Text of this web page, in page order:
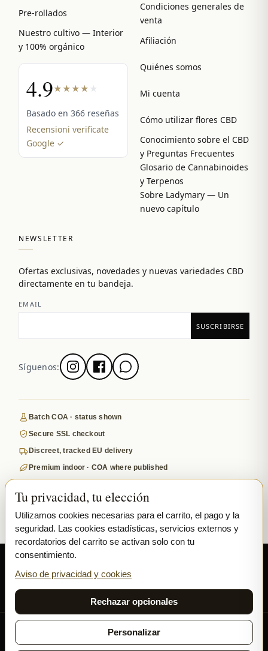
Pre-rollados
Nuestro cultivo — Interior
y 100% orgánico
4.9★★★★ ★
Basado en 366 reseñas
Recensioni verificate
Google ✓
Condiciones generales de
venta
Afiliación
Quiénes somos
Mi cuenta
Cómo utilizar flores CBD
Conocimiento sobre el CBD
y Preguntas Frecuentes
Glosario de Cannabinoides
y Terpenos
Sobre Ladymary — Un
nuevo capítulo
NEWSLETTER
Ofertas exclusivas, novedades y nuevas variedades CBD
directamente en tu bandeja.
EMAIL
Síguenos:
Batch COA · status shown
Secure SSL checkout
Discreet, tracked EU delivery
Premium indoor · COA where published
SECURE PAYMENTS MASTERCARD
₿ BITCOIN SEPA PPL
© 2026 Ladymary ·
Czech Republic · IČO 04375092 · DIČ CZ04375092
PrivacidadTérminos y CondicionesCookies
Todas nuestras flores y hachís se cultivan exclusivamente
Tu privacidad, tu elección
Utilizamos cookies necesarias para el carrito, el pago y la
seguridad. Las cookies estadísticas, servicios externos y
recordatorios del carrito se activan solo con tu
consentimiento.
Aviso de privacidad y cookies
Rechazar opcionales
Personalizar